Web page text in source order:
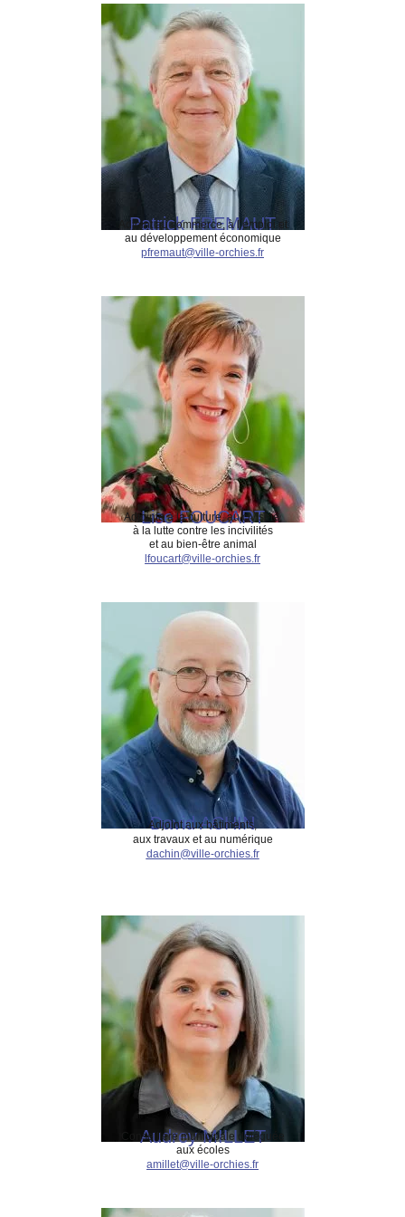
Patrick FREMAUT
Adjoint au commerce, à l’emploi et
au développement économique
pfremaut@ville-orchies.fr
Lise FOUCART
Adjointe à la culture, au civisme,
à la lutte contre les incivilités
et au bien-être animal
lfoucart@ville-orchies.fr
David ACHIN
Adjoint aux bâtiments,
aux travaux et au numérique
dachin@ville-orchies.fr
Audrey MILLET
Conseillère municipale déléguée
aux écoles
amillet@ville-orchies.fr